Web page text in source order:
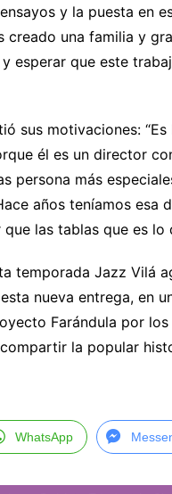
y la puesta en
creado una familia y
esperar que este
sus motivaciones:
él es un director
persona más
años teníamos
las tablas que es
temporada Jazz Vilá
nueva entrega, en
Farándula por
la popular
WhatsApp